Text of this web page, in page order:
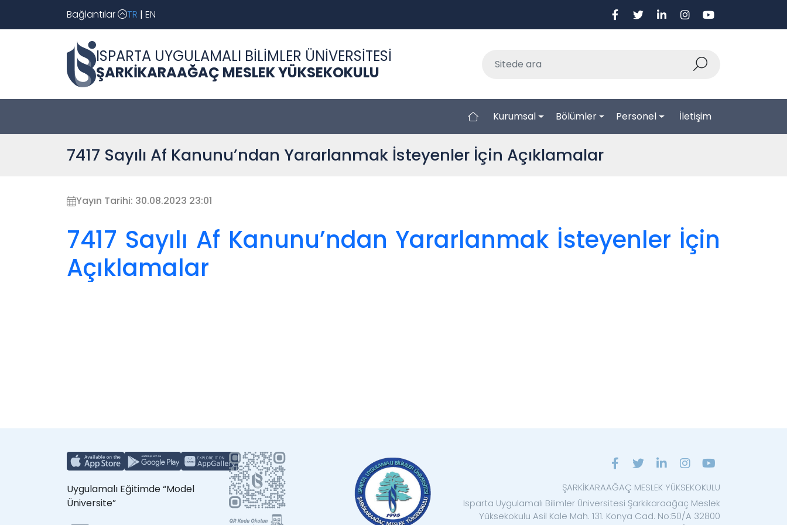
Bağlantılar TR | EN
ISPARTA UYGULAMALI BİLİMLER ÜNİVERSİTESİ
ŞARKİKARAAĞAÇ MESLEK YÜKSEKOKULU
Kurumsal Bölümler Personel İletişim
7417 Sayılı Af Kanunu’ndan Yararlanmak İsteyenler İçin Açıklamalar
Yayın Tarihi: 30.08.2023 23:01
7417 Sayılı Af Kanunu’ndan Yararlanmak İsteyenler İçin
Açıklamalar
Uygulamalı Eğitimde “Model
Üniversite”
ŞARKİKARAAĞAÇ MESLEK YÜKSEKOKULU
Isparta Uygulamalı Bilimler Üniversitesi Şarkikaraağaç Meslek
Yüksekokulu Asil Kale Mah. 131. Konya Cad. No:50/A 32800